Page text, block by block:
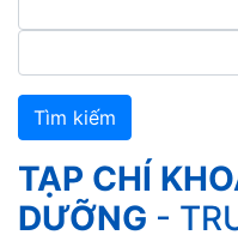
Tìm kiếm
TẠP CHÍ
DƯỠNG -